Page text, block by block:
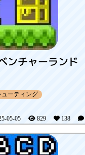
ンチャーランド
ューティング
05-05 829 138